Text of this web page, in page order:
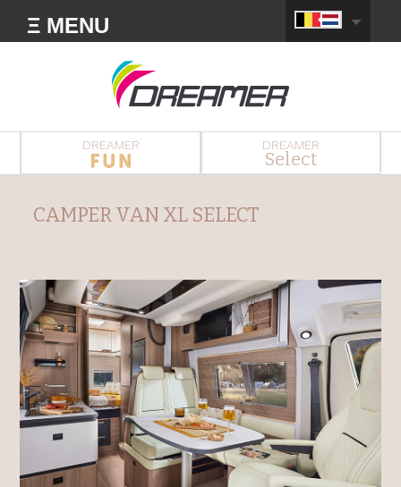
Ξ MENU
DREAMER DREAMER
Select
CAMPER VAN XL SELECT